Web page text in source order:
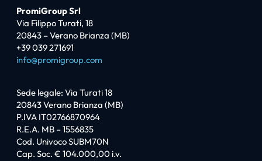
PromiGroup Srl
Via Filippo Turati, 18
20843 – Verano Brianza (MB)
+39 039 271691
info@promigroup.com
Sede legale: Via Turati 18
20843 Verano Brianza (MB)
P.IVA IT02766870964
R.E.A. MB – 1556835
Cod. Univoco SUBM70N
Cap. Soc. € 104.000,00 i.v.